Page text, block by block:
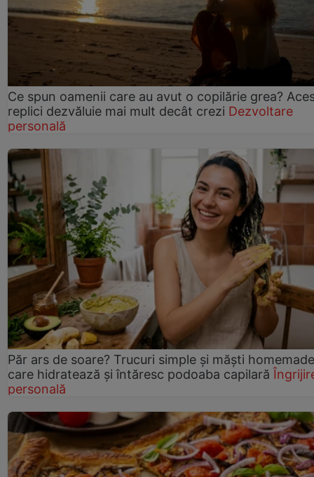
Ce spun oamenii care au avut o copilărie grea?
replici dezvăluie mai mult decât crezi Dezvoltare
personală
Păr ars de soare? Trucuri simple și măști homemade
care hidratează și întăresc podoaba capilară
personală